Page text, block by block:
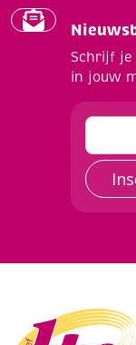
Schrijf je
in jouw